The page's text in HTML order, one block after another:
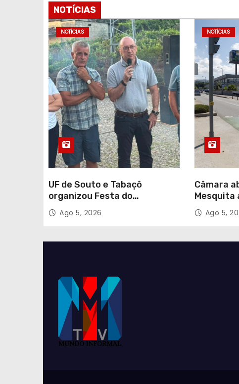
NOTÍCIAS
NOTÍCIAS
UF de Souto e Tabaçô
organizou Festa do
Emigrante
Ago 5, 2026
NOTÍCIAS
Câmara
Mesquita
Ago 5,